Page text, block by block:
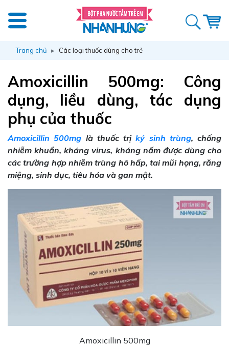
Trang chủ Các loại thuốc dùng cho trẻ
Amoxicillin 500mg: Công
dụng, liều dùng, tác dụng
phụ của thuốc
Amoxicillin 500mg là thuốc trịký sinh trùng, chống
nhiễm khuẩn, kháng virus, kháng nấm được dùng cho
các trường hợp nhiễm trùng hô hấp, tai mũi họng, răng
miệng, sinh dục, tiêu hóa và gan mật.
Amoxicillin 500mg